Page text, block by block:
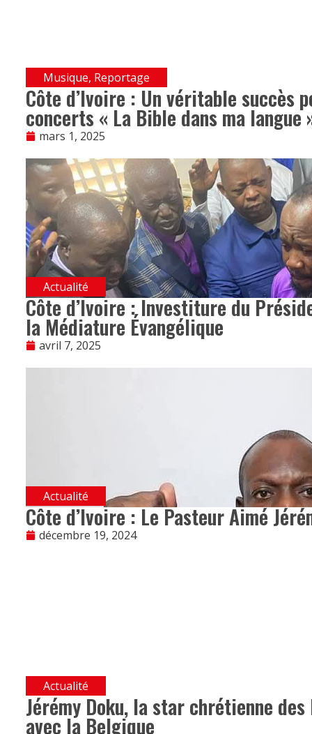
Musique, Reportage
Côte d’Ivoire : Un véritable succès
concerts « La Bible dans ma langue
mars 1, 2025
Actualité
Côte d’Ivoire : Investiture du
la Médiature Évangélique
avril 7, 2025
Actualité
Côte d’Ivoire : Le Pasteur Aimé
décembre 19, 2024
Actualité
Jérémy Doku, la star chrétienne
avec la Belgique